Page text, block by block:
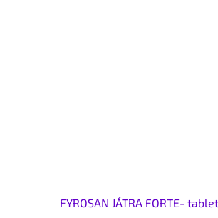
FYROSAN JÁTRA FORTE-